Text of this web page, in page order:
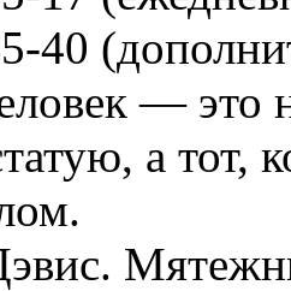
40
— это
а тот,